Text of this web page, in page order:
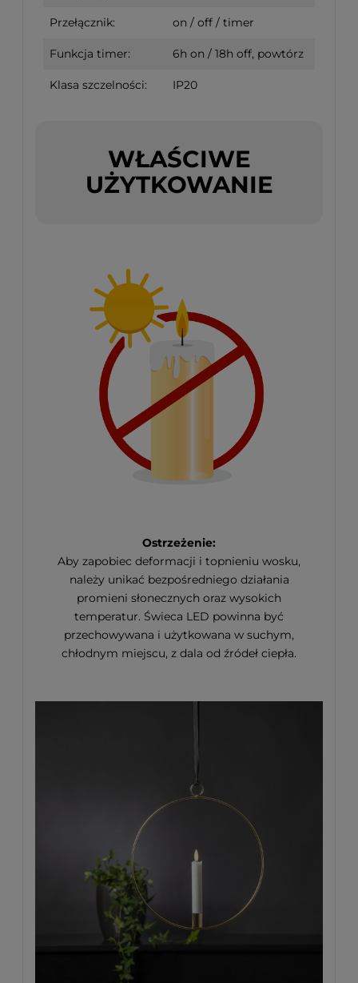
Przełącznik: on / off / timer
Funkcja timer: 6h on / 18h off, powtórz
Klasa szczelności: IP20
WŁAŚCIWE
UŻYTKOWANIE
Ostrzeżenie:
Aby zapobiec deformacji i topnieniu wosku,
należy unikać bezpośredniego działania
promieni słonecznych oraz wysokich
temperatur. Świeca LED powinna być
przechowywana i użytkowana w suchym,
chłodnym miejscu, z dala od źródeł ciepła.